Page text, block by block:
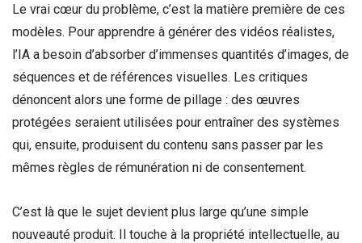
Le vrai cœur du problème, c’est la matière première de ces
modèles. Pour apprendre à générer des vidéos réalistes,
l’IA a besoin d’absorber d’immenses quantités d’images, de
séquences et de références visuelles. Les critiques
dénoncent alors une forme de pillage : des œuvres
protégées seraient utilisées pour entraîner des systèmes
qui, ensuite, produisent du contenu sans passer par les
mêmes règles de rémunération ni de consentement.
C’est là que le sujet devient plus large qu’une simple
nouveauté produit. Il touche à la propriété intellectuelle, au